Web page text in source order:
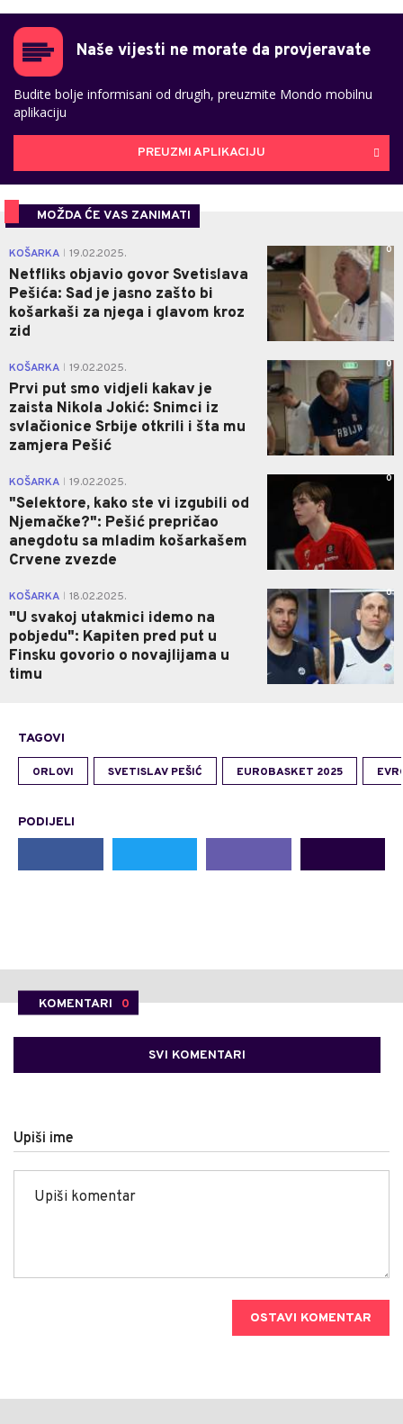
Naše vijesti ne morate da provjeravate
Budite bolje informisani od drugih, preuzmite Mondo mobilnu
aplikaciju
PREUZMI APLIKACIJU
MOŽDA ĆE VAS ZANIMATI
KOŠARKA 19.02.2025.
Netfliks objavio govor Svetislava
Pešića: Sad je jasno zašto bi
košarkaši za njega i glavom kroz
zid
0
KOŠARKA 19.02.2025.
Prvi put smo vidjeli kakav je
zaista Nikola Jokić: Snimci iz
svlačionice Srbije otkrili i šta mu
zamjera Pešić
0
KOŠARKA 19.02.2025.
"Selektore, kako ste vi izgubili od
Njemačke?": Pešić prepričao
anegdotu sa mladim košarkašem
Crvene zvezde
0
KOŠARKA 18.02.2025.
"U svakoj utakmici idemo na
pobjedu": Kapiten pred put u
Finsku govorio o novajlijama u
timu
0
TAGOVI
ORLOVI SVETISLAV PEŠIĆ EUROBASKET 2025
PODIJELI
KOMENTARI 0
SVI KOMENTARI
Upiši ime
OSTAVI KOMENTAR